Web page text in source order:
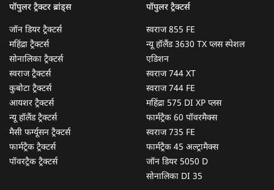
पॉपुलर ट्रैक्टर ब्रांड्स
जॉन डियर ट्रैक्टर्स
महिंद्रा ट्रैक्टर्स
सोनालिका ट्रैक्टर्स
स्वराज ट्रैक्टर्स
कुबोटा ट्रैक्टर्स
आयशर ट्रैक्टर्स
न्यू हॉलैंड ट्रैक्टर्स
मैसी फर्ग्यूसन ट्रैक्टर्स
फार्मट्रैक ट्रैक्टर्स
पॉवरट्रैक ट्रैक्टर्स
पॉपुलर ट्रैक्टर्स
स्वराज 855 FE
न्यू हॉलैंड 3630 TX प्लस स्पेशल
एडिशन
स्वराज 744 XT
स्वराज 744 FE
महिंद्रा 575 DI XP प्लस
फार्मट्रैक 60 पॉवरमैक्स
स्वराज 735 FE
फार्मट्रैक 45 अल्ट्रामैक्स
जॉन डियर 5050 D
सोनालिका DI 35